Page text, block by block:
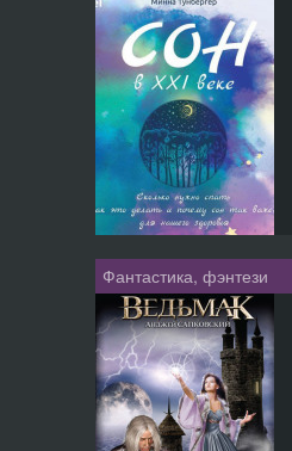
Фантастика, фэнтези